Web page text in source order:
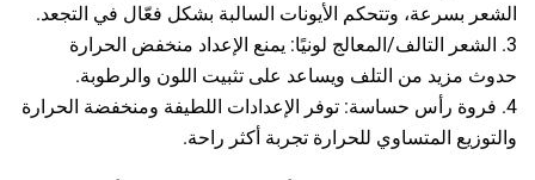
الشعر بسرعة، وتتحكم الأيونات السالبة بشكل فعّال في التجعد.
3. الشعر التالف/المعالج لونيًا: يمنع الإعداد منخفض الحرارة
حدوث مزيد من التلف ويساعد على تثبيت اللون والرطوبة.
4. فروة رأس حساسة: توفر الإعدادات اللطيفة ومنخفضة الحرارة
والتوزيع المتساوي للحرارة تجربة أكثر راحة.